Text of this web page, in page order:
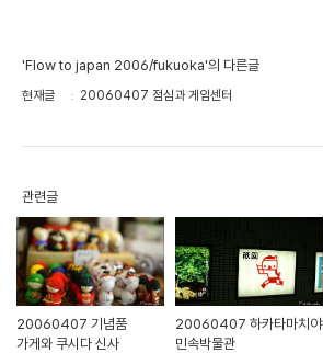
'Flow to japan 2006/fukuoka'의 다른글
현재글 20060407 점심과 게임센터
관련글
20060407 기념품
가게와 쿠시다 신사
20060407 하카타마치야
민속박물관